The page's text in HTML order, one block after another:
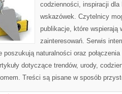
codzienności, inspiracji
wskazówek. Czytelnicy
publikacje, które wspierają
zainteresowań. Serwis
poszukują naturalności oraz
dotyczące trendów, urody,
Treści są pisane w sposób